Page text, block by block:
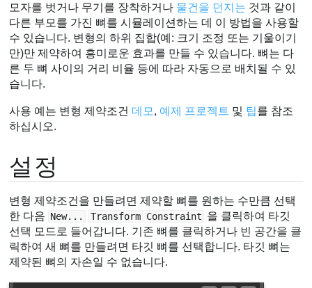
모자를 벗거나 무기를 장착하거나 물건을 던지는 것과 같이
다른 부모를 가진 뼈를 시뮬레이션하는 데 이 방법을 사용할
수 있습니다. 변형의 하위 집합(예: 크기 조정 또는 기울이기
만)만 제약하여 흥미로운 효과를 만들 수 있습니다. 뼈는 다
른 두 뼈 사이의 거리 비율 등에 따라 자동으로 배치될 수 있
습니다.
사용 예는 변형 제약조건데모, 예제 프로젝트 및 팁를 참조
하십시오.
설정
변형 제약조건을 만들려면 제약할 뼈를 원하는 수만큼 선택
한 다음 New... Transform Constraint 을 클릭하여 타깃
선택 모드로 들어갑니다. 기존 뼈를 클릭하거나 빈 공간을 클
릭하여 새 뼈를 만들려면 타깃 뼈를 선택합니다. 타깃 뼈는
제약된 뼈의 자손일 수 없습니다.